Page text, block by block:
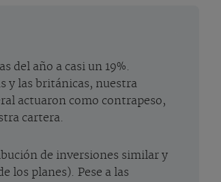
del año a casi un 19%.
y las británicas, nuestra
actuaron como contrapeso,
cartera.
de inversiones similar y
los planes). Pese a las